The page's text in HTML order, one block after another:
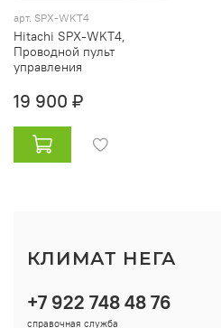
арт. SPX-WKT4
Hitachi SPX-WKT4,
Проводной пульт
управления
19 900 ₽
+7 922 748 48 76
справочная служба
КЛИМАТ НЕГА